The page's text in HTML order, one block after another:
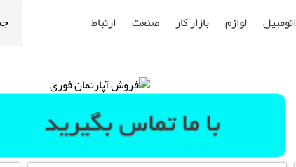
اتومبیل لوازم بازار کار صنعت ارتباط